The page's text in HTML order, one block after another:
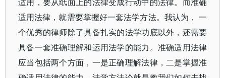
适用法律，就需要掌握好一套法学方法。我认为， 一
个优秀的律师除了具备扎实的法学功底以外，还需要
具备一套准确理解和运用法学的能力。准确适用法律
应当包括两个方面，一是正确理解法律，二是掌握准